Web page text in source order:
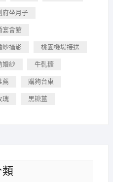
府坐月子
宴會館
紗攝影 桃園機場接送
婚紗 牛軋糖
薦 購夠台東
瑰 黑糖薑